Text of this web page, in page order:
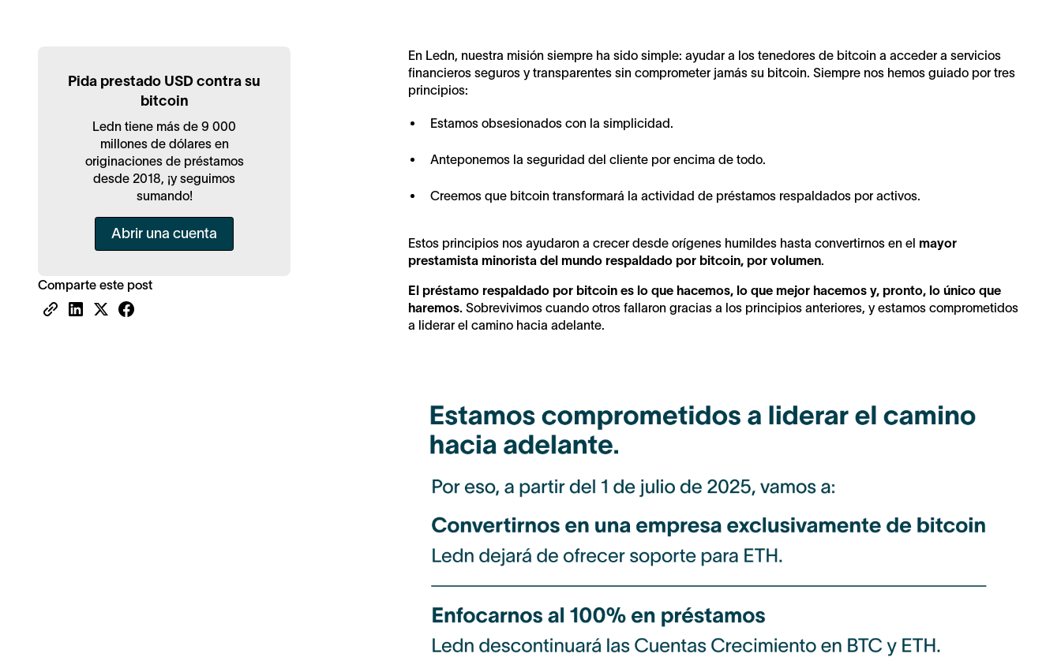
Pida prestado USD contra su
bitcoin
Ledn tiene más de 9 000
millones de dólares en
originaciones de préstamos
desde 2018, ¡y seguimos
sumando!
Abrir una cuenta
Comparte este post
En Ledn, nuestra misión siempre ha sido simple: ayudar a los tenedores de bitcoin a acceder a servicios
financieros seguros y transparentes sin comprometer jamás su bitcoin. Siempre nos hemos guiado por tres
principios:
Estamos obsesionados con la simplicidad.
Anteponemos la seguridad del cliente por encima de todo.
Creemos que bitcoin transformará la actividad de préstamos respaldados por activos.
Estos principios nos ayudaron a crecer desde orígenes humildes hasta convertirnos en el mayor
prestamista minorista del mundo respaldado por bitcoin, por volumen.
El préstamo respaldado por bitcoin es lo que hacemos, lo que mejor hacemos y, pronto, lo único que
haremos. Sobrevivimos cuando otros fallaron gracias a los principios anteriores, y estamos comprometidos
a liderar el camino hacia adelante.